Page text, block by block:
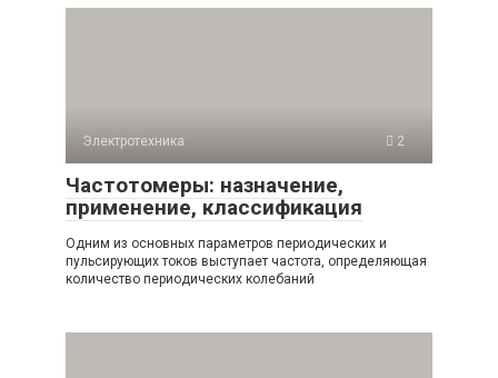
Электротехника 2
Частотомеры: назначение,
применение, классификация
Одним из основных параметров периодических и
пульсирующих токов выступает частота, определяющая
количество периодических колебаний